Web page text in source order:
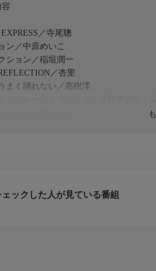
／寺尾聰
ン／中原めいこ
ション／稲垣潤一
／杏里
まく踊れない／高樹澪
ックした人が見ている番組